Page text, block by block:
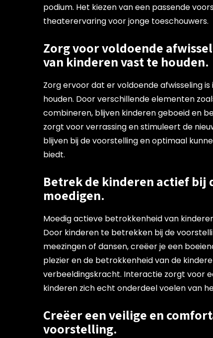
podium. Het kiezen van een passende
theaterervaring voor jonge toeschouwers.
Zorg voor voldoende
van kinderen vast te houden.
Zorg ervoor dat er voldoende afwisseling
houden. Door verschillende elementen
combineren, blijven kinderen geboeid en
zorgt voor verrassing en stimuleert de
blijven bij de voorstelling en optimaal
biedt.
Betrek de kinderen actief
moedigen.
Moedig actieve betrokkenheid van
Door kinderen te betrekken bij de
meezingen of dansen, creëer je een
plezier en de betrokkenheid van de
verbeeldingskracht. Interactie zorgt voor
kinderen zich echt onderdeel voelen van
Creëer een veilige en
voorstelling.